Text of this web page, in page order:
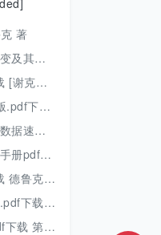
著
光伟 著 2017年版
] 2010年版
编] 2012年版
著] 2010年版
2019年版
鲁克 著
彬侠编] 2011年版
2018年版